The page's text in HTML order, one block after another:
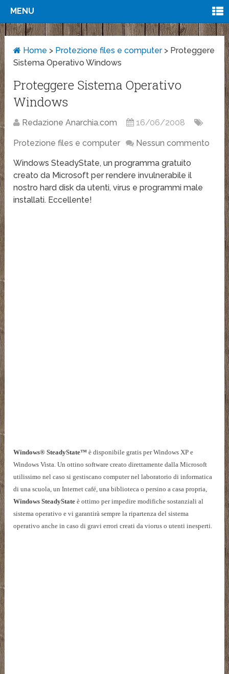
MENU
Home > Protezione files e computer> Proteggere
Sistema Operativo Windows
Proteggere Sistema Operativo
Windows
Redazione Anarchia.com 16/06/2008
Protezione files e computer Nessun commento
Windows SteadyState, un programma gratuito
creato da Microsoft per rendere invulnerabile il
nostro hard disk da utenti, virus e programmi male
installati. Eccellente!
Windows® SteadyState™ è disponibile gratis per Windows XP e
Windows Vista. Un ottino software creato direttamente dalla Microsoft
utilissimo nel caso si gestiscano computer nel laboratorio di informatica
di una scuola, un Internet café, una biblioteca o persino a casa propria,
Windows SteadyState è ottimo per impedire modifiche sostanziali al
sistema operativo e vi garantirà sempre la ripartenza del sistema
operativo anche in caso di gravi errori creati da viorus o utenti inesperti.